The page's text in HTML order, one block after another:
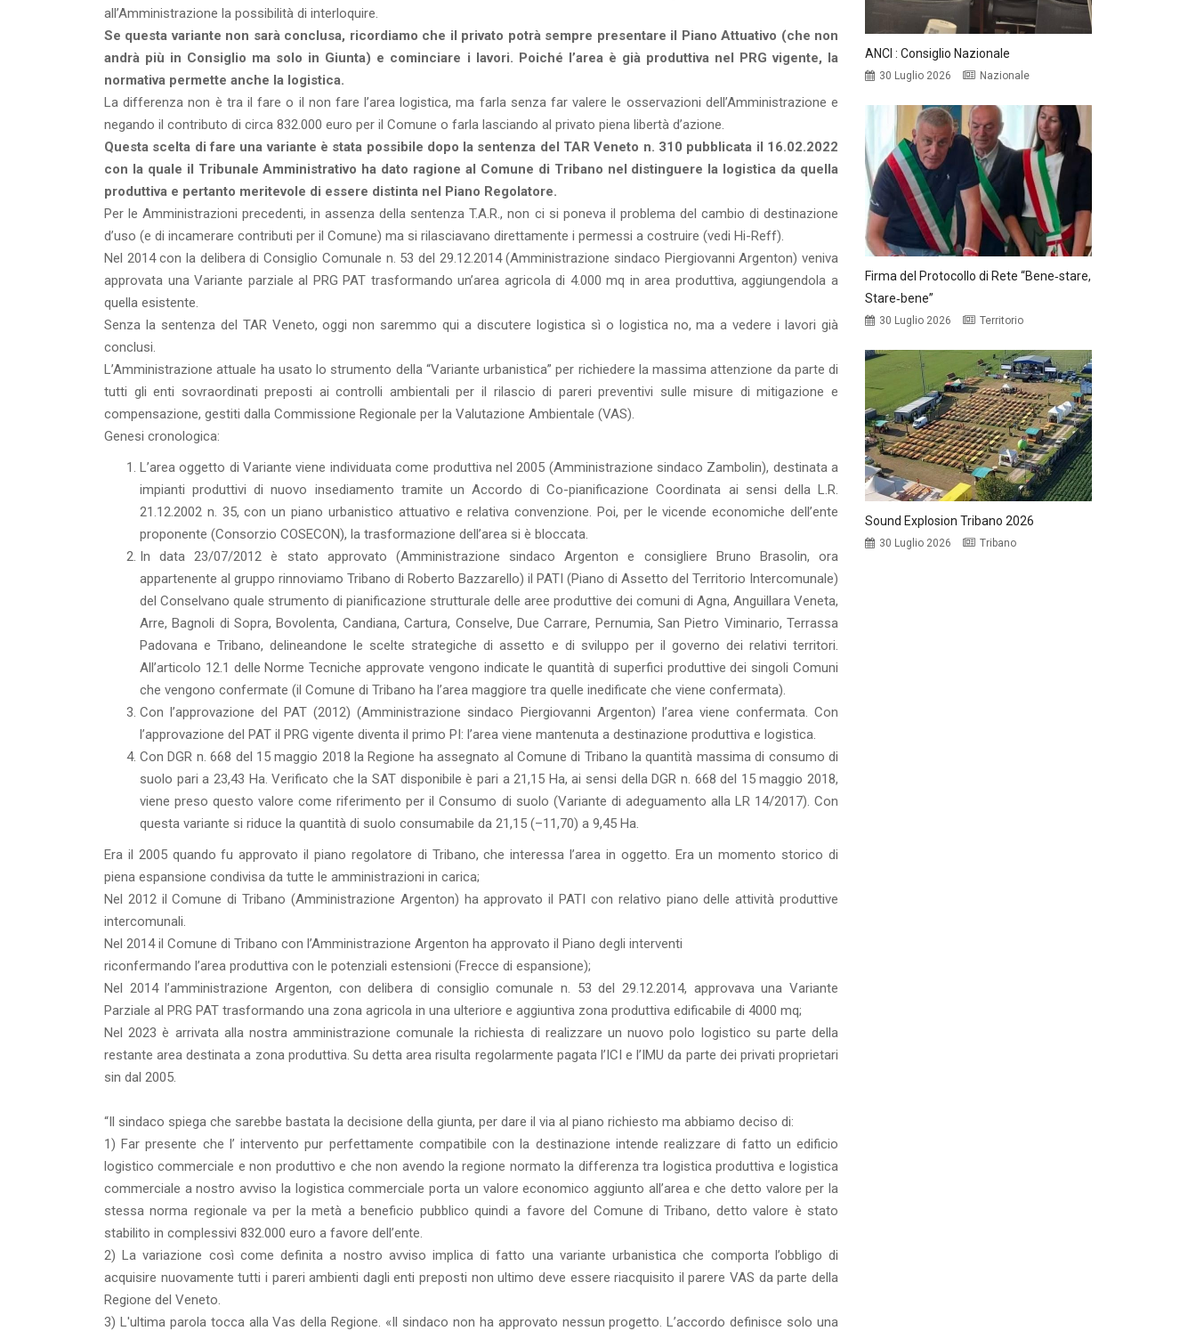
all’Amministrazione la possibilità di interloquire.
Se questa variante non sarà conclusa, ricordiamo che il privato potrà sempre presentare il Piano Attuativo (che non
andrà più in Consiglio ma solo in Giunta) e cominciare i lavori. Poiché l’area è già produttiva nel PRG vigente, la
normativa permette anche la logistica.
La differenza non è tra il fare o il non fare l’area logistica, ma farla senza far valere le osservazioni dell’Amministrazione e
negando il contributo di circa 832.000 euro per il Comune o farla lasciando al privato piena libertà d’azione.
Questa scelta di fare una variante è stata possibile dopo la sentenza del TAR Veneto n. 310 pubblicata il 16.02.2022
con la quale il Tribunale Amministrativo ha dato ragione al Comune di Tribano nel distinguere la logistica da quella
produttiva e pertanto meritevole di essere distinta nel Piano Regolatore.
Per le Amministrazioni precedenti, in assenza della sentenza T.A.R., non ci si poneva il problema del cambio di destinazione
d’uso (e di incamerare contributi per il Comune) ma si rilasciavano direttamente i permessi a costruire (vedi Hi-Reff).
Nel 2014 con la delibera di Consiglio Comunale n. 53 del 29.12.2014 (Amministrazione sindaco Piergiovanni Argenton) veniva
approvata una Variante parziale al PRG PAT trasformando un’area agricola di 4.000 mq in area produttiva, aggiungendola a
quella esistente.
Senza la sentenza del TAR Veneto, oggi non saremmo qui a discutere logistica sì o logistica no, ma a vedere i lavori già
conclusi.
L’Amministrazione attuale ha usato lo strumento della “Variante urbanistica” per richiedere la massima attenzione da parte di
tutti gli enti sovraordinati preposti ai controlli ambientali per il rilascio di pareri preventivi sulle misure di mitigazione e
compensazione, gestiti dalla Commissione Regionale per la Valutazione Ambientale (VAS).
Genesi cronologica:
L’area oggetto di Variante viene individuata come produttiva nel 2005 (Amministrazione sindaco Zambolin), destinata a
impianti produttivi di nuovo insediamento tramite un Accordo di Co-pianificazione Coordinata ai sensi della L.R.
21.12.2002 n. 35, con un piano urbanistico attuativo e relativa convenzione. Poi, per le vicende economiche dell’ente
proponente (Consorzio COSECON), la trasformazione dell’area si è bloccata.
In data 23/07/2012 è stato approvato (Amministrazione sindaco Argenton e consigliere Bruno Brasolin, ora
appartenente al gruppo rinnoviamo Tribano di Roberto Bazzarello) il PATI (Piano di Assetto del Territorio Intercomunale)
del Conselvano quale strumento di pianificazione strutturale delle aree produttive dei comuni di Agna, Anguillara Veneta,
Arre, Bagnoli di Sopra, Bovolenta, Candiana, Cartura, Conselve, Due Carrare, Pernumia, San Pietro Viminario, Terrassa
Padovana e Tribano, delineandone le scelte strategiche di assetto e di sviluppo per il governo dei relativi territori.
All’articolo 12.1 delle Norme Tecniche approvate vengono indicate le quantità di superfici produttive dei singoli Comuni
che vengono confermate (il Comune di Tribano ha l’area maggiore tra quelle inedificate che viene confermata).
Con l’approvazione del PAT (2012) (Amministrazione sindaco Piergiovanni Argenton) l’area viene confermata. Con
l’approvazione del PAT il PRG vigente diventa il primo PI: l’area viene mantenuta a destinazione produttiva e logistica.
Con DGR n. 668 del 15 maggio 2018 la Regione ha assegnato al Comune di Tribano la quantità massima di consumo di
suolo pari a 23,43 Ha. Verificato che la SAT disponibile è pari a 21,15 Ha, ai sensi della DGR n. 668 del 15 maggio 2018,
viene preso questo valore come riferimento per il Consumo di suolo (Variante di adeguamento alla LR 14/2017). Con
questa variante si riduce la quantità di suolo consumabile da 21,15 (–11,70) a 9,45 Ha.
Era il 2005 quando fu approvato il piano regolatore di Tribano, che interessa l’area in oggetto. Era un momento storico di
piena espansione condivisa da tutte le amministrazioni in carica;
Nel 2012 il Comune di Tribano (Amministrazione Argenton) ha approvato il PATI con relativo piano delle attività produttive
intercomunali.
Nel 2014 il Comune di Tribano con l’Amministrazione Argenton ha approvato il Piano degli interventi
riconfermando l’area produttiva con le potenziali estensioni (Frecce di espansione);
Nel 2014 l’amministrazione Argenton, con delibera di consiglio comunale n. 53 del 29.12.2014, approvava una Variante
Parziale al PRG PAT trasformando una zona agricola in una ulteriore e aggiuntiva zona produttiva edificabile di 4000 mq;
Nel 2023 è arrivata alla nostra amministrazione comunale la richiesta di realizzare un nuovo polo logistico su parte della
restante area destinata a zona produttiva. Su detta area risulta regolarmente pagata l’ICI e l’IMU da parte dei privati proprietari
sin dal 2005.
“Il sindaco spiega che sarebbe bastata la decisione della giunta, per dare il via al piano richiesto ma abbiamo deciso di:
1) Far presente che l’ intervento pur perfettamente compatibile con la destinazione intende realizzare di fatto un edificio
logistico commerciale e non produttivo e che non avendo la regione normato la differenza tra logistica produttiva e logistica
commerciale a nostro avviso la logistica commerciale porta un valore economico aggiunto all’area e che detto valore per la
stessa norma regionale va per la metà a beneficio pubblico quindi a favore del Comune di Tribano, detto valore è stato
stabilito in complessivi 832.000 euro a favore dell’ente.
2) La variazione così come definita a nostro avviso implica di fatto una variante urbanistica che comporta l’obbligo di
acquisire nuovamente tutti i pareri ambienti dagli enti preposti non ultimo deve essere riacquisito il parere VAS da parte della
Regione del Veneto.
3) L'ultima parola tocca alla Vas della Regione. «Il sindaco non ha approvato nessun progetto. L’accordo definisce solo una
ANCI : Consiglio Nazionale
30 Luglio 2026 Nazionale
Firma del Protocollo di Rete “Bene‑stare,
Stare‑bene”
30 Luglio 2026 Territorio
Sound Explosion Tribano 2026
30 Luglio 2026 Tribano